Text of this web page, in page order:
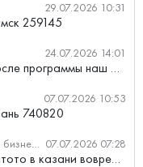
29.07.2026 10:31
259145
24.07.2026 14:01
что со стоянками во дворе после программы наш двор
07.07.2026 10:53
740820
Гость 2084, Ботаническая 3 (ПИК, бизнес-класс) 07.07.2026 07:28
проверьте, сдал ли пик хоть чтото в казани вовремя?